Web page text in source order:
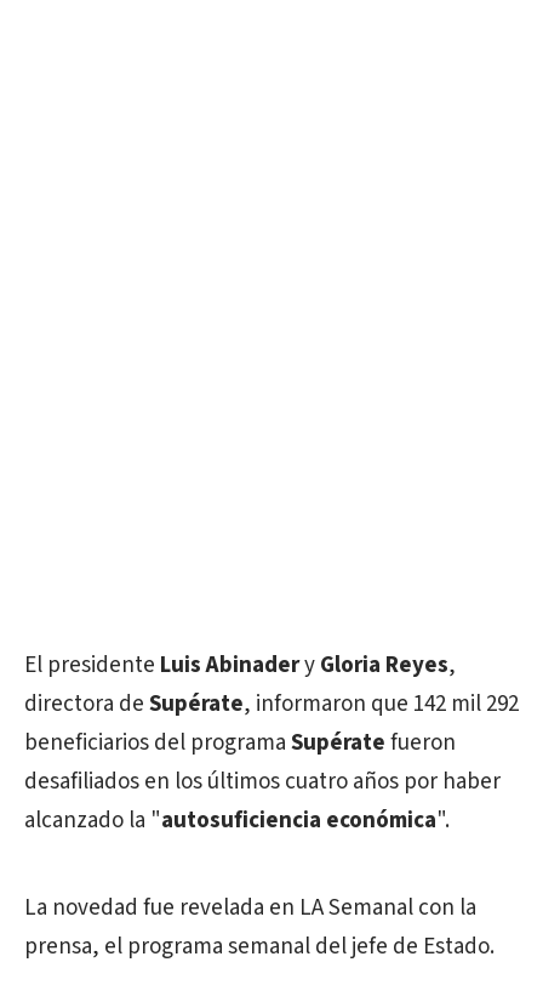
El presidente Luis AbinaderyGloria Reyes,
directora deSupérate, informaron que 142 mil 292
beneficiarios del programaSupératefueron
desafiliados en los últimos cuatro años por haber
alcanzado la "autosuficiencia económica".
La novedad fue revelada en LA Semanal con la
prensa, el programa semanal del jefe de Estado.